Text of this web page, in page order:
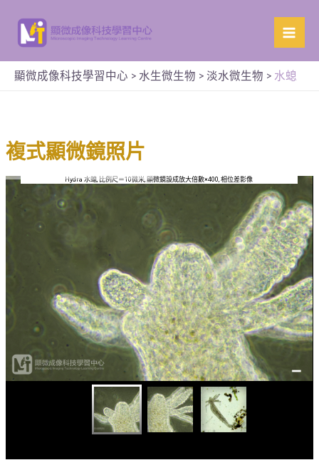
顯微成像科技學習中心 > 水生微生物 > 淡水微生物 > 水螅
複式顯微鏡照片
Hydra 水螅, 比例尺＝10微米, 顯微鏡設成放大倍數×400, 相位差影像